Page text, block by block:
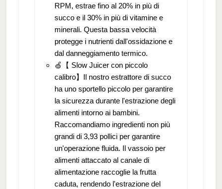
RPM, estrae fino al 20% in più di
succo e il 30% in più di vitamine e
minerali. Questa bassa velocità
protegge i nutrienti dall'ossidazione e
dal danneggiamento termico.
🍏【 Slow Juicer con piccolo
calibro】Il nostro estrattore di succo
ha uno sportello piccolo per garantire
la sicurezza durante l'estrazione degli
alimenti intorno ai bambini.
Raccomandiamo ingredienti non più
grandi di 3,93 pollici per garantire
un'operazione fluida. Il vassoio per
alimenti attaccato al canale di
alimentazione raccoglie la frutta
caduta, rendendo l'estrazione del